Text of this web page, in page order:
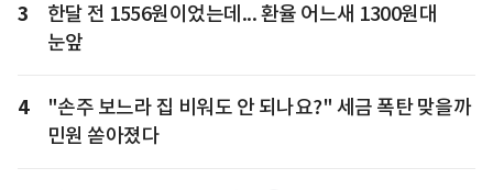
3
한달 전 1556원이었는데... 환율 어느새 1300원대
눈앞
4
"손주 보느라 집 비워도 안 되나요?" 세금 폭탄 맞을까
민원 쏟아졌다